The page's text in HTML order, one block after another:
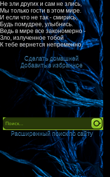
Не зли других и сам не злись,
Мы только гости в этом мире.
И если что не так - смирись,
Будь помудрее, улыбнись.
Ведь в мире все закономерно -
Зло, излученное тобой
К тебе вернется непременно.
Сделать домашней
|
Добавить в избранное
Расширенный поиск по сайту